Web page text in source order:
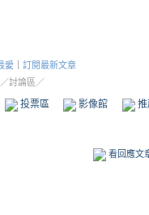
愛
訂閱最新文章
／討論區／
投票區 影像館
看回應文